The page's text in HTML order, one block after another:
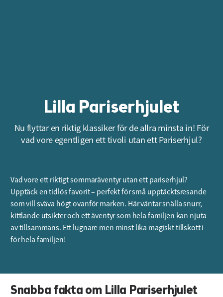
Lilla Pariserhjulet
Nu flyttar en riktig klassiker för de allra minsta in! För
vad vore egentligen ett tivoli utan ett Pariserhjul?
Vad vore ett riktigt sommaräventyr utan ett pariserhjul?
Upptäck en tidlös favorit – perfekt för små upptäcktsresande
som vill sväva högt ovanför marken. Här väntar snälla snurr,
kittlande utsikter och ett äventyr som hela familjen kan njuta
av tillsammans. Ett lugnare men minst lika magiskt tillskott i
för hela familjen!
Snabba fakta om Lilla Pariserhjulet